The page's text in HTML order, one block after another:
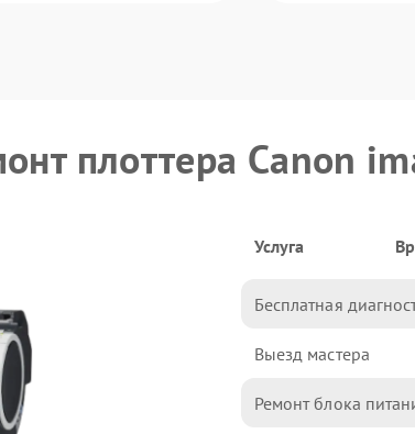
плоттера Canon
Услуга
Бесплатная
Выезд мастера
Ремонт блока